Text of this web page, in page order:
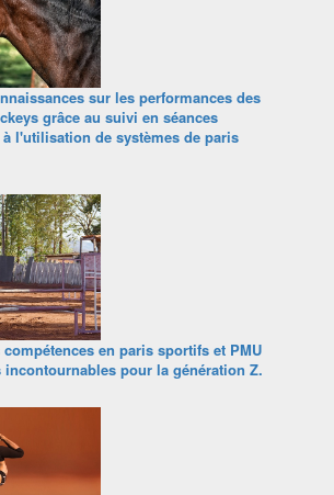
sur les performances des
grâce au suivi en séances
l'utilisation de systèmes de paris
en paris sportifs et PMU
incontournables pour la génération Z.